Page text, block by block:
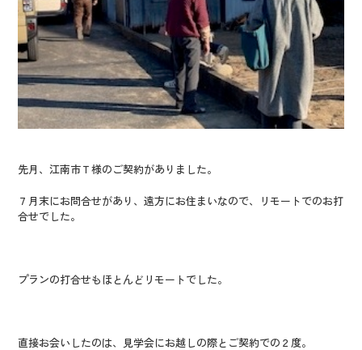
先月、江南市Ｔ様のご契約がありました。
７月末にお問合せがあり、遠方にお住まいなので、リモートでのお打
合せでした。
プランの打合せもほとんどリモートでした。
直接お会いしたのは、見学会にお越しの際とご契約での２度。